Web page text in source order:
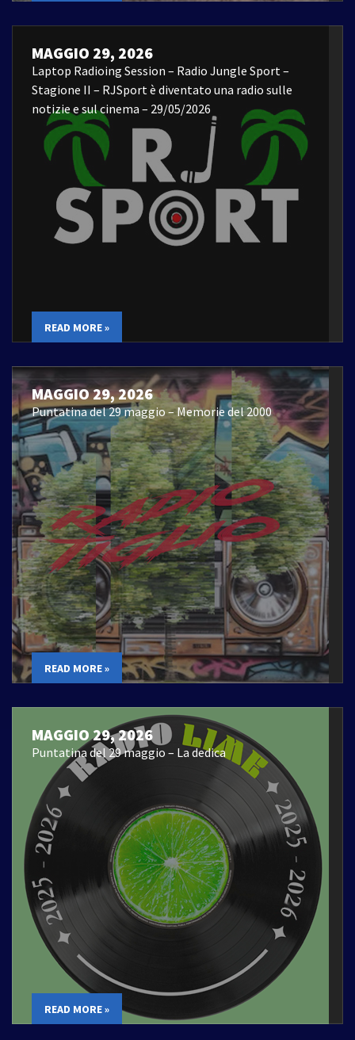
MAGGIO 29, 2026
Laptop Radioing Session – Radio Jungle Sport –
Stagione II – RJSport è diventato una radio sulle
notizie e sul cinema – 29/05/2026
READ MORE »
MAGGIO 29, 2026
Puntatina del 29 maggio – Memorie del 2000
READ MORE »
MAGGIO 29, 2026
Puntatina del 29 maggio – La dedica
READ MORE »